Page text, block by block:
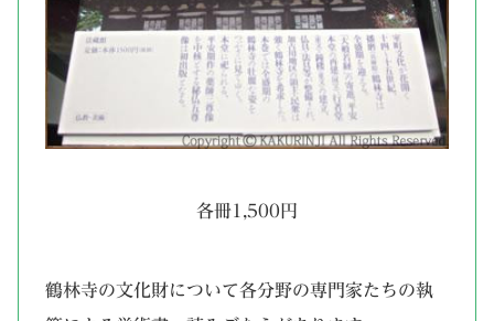
各冊1,500円
鶴林寺の文化財について各分野の専門家たちの執